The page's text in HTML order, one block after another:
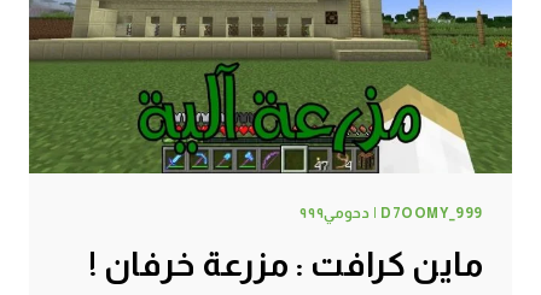
D7OOMY_999 | دحومي٩٩٩
ماين كرافت : مزرعة خرفان !